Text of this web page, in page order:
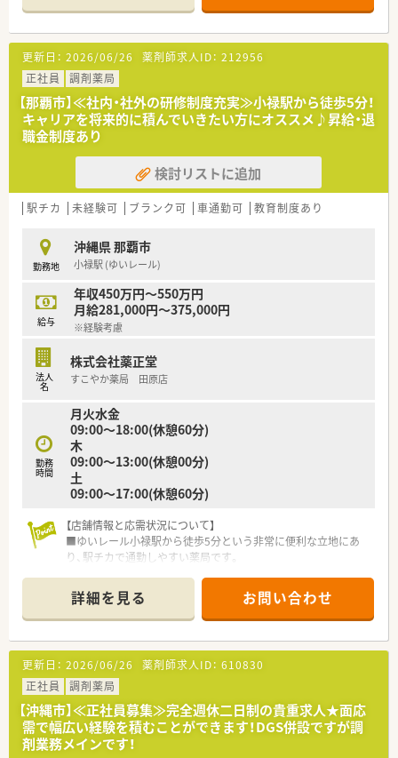
【法人特徴について】
■2018年にドラッグ1号店を開局し積極的な事業展開を進めて
います。
■薬剤師が安心して調剤業務を行えるよう、湯の監査システムを
全薬局に導入し調剤過誤防止に努めています。
■女性活躍推進法に基づく最高ランクの「えるぼし」三ツ星を取
得するなど、多様な働き方を推進するダイバーシティ経営を進め
ているのも特徴です。
【求人情報について】
■正社員の給与モデルは年収500万円から677万円で、ご経験や
スキルを考慮したうえで決定されます。
います。昇給も年1回ありますので、長期的に安心して働けま
す。
■管理薬剤師に昇格した場合は別途手当が支給されます。もち
ろん勤務薬剤師としての活躍のフィールドもございますのでご
安心ください。
更新日： 2026/06/26 薬剤師求人ID： 212956
正社員
調剤薬局
【那覇市】≪社内・社外の研修制度充実≫小禄駅から徒歩5分！
キャリアを将来的に積んでいきたい方にオススメ♪昇給・退
職金制度あり
検討リストに追加
駅チカ 未経験可 ブランク可 車通勤可 教育制度あり
勤務地
沖縄県 那覇市
小禄駅 (ゆいレール)
給与
年収450万円～550万円
月給281,000円～375,000円
※経験考慮
法人
名
株式会社薬正堂
すこやか薬局 田原店
勤務
時間
月火水金
09:00～18:00(休憩60分)
木
09:00～13:00(休憩00分)
土
09:00～17:00(休憩60分)
【店舗情報と応需状況について】
■ゆいレール小禄駅から徒歩5分という非常に便利な立地にあ
り、駅チカで通勤しやすい薬局です。
外来の処方箋を1日平均50枚から70枚応需しています。
■管理薬剤師1名、契約社員1名の薬剤師体制に、医療事務正社員
2名が在籍し、余裕をもって業務に取り組めます。
【法人特徴について】
■沖縄県内に43店舗を展開する県内最大手のチェーン薬局で、
店舗間のヘルプ体制も大変充実しています。
■ホテルやサロン経営などの多角的な事業展開をしており、社員
向けの割引制度といった充実した福利厚生があります。
■人事や経営部署などでの多方面なキャリアアップの機会があ
り、薬剤師以外のスキルも磨ける環境です。
詳細を見る お問い合わせ
更新日： 2026/06/26 薬剤師求人ID： 610830
正社員
調剤薬局
【沖縄市】≪正社員募集≫完全週休二日制の貴重求人★面応
需で幅広い経験を積むことができます！DGS併設ですが調
剤業務メインです！